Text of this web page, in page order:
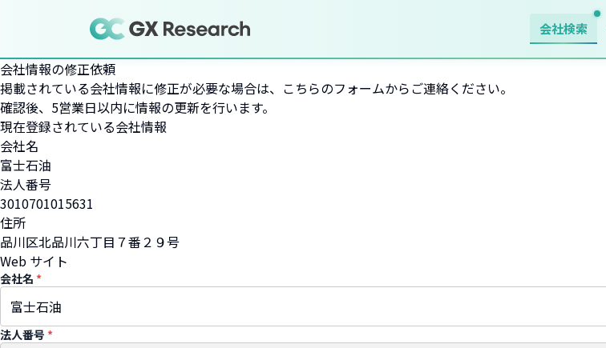
会社検索
会社情報の修正依頼
掲載されている会社情報に修正が必要な場合は、こちらのフォームからご連絡ください。
確認後、5営業日以内に情報の更新を行います。
現在登録されている会社情報
会社名
富士石油
法人番号
3010701015631
住所
品川区北品川六丁目７番２９号
Web サイト
会社名 *
法人番号 *